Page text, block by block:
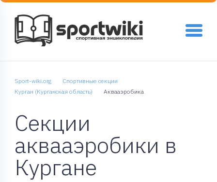
Sport-wiki.org
Спортивные секции
Курган (Курганская область)
Аквааэробика
Секции
аквааэробики в
Кургане